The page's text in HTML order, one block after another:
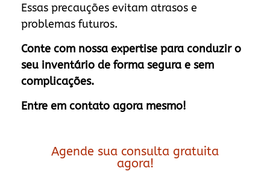
Essas precauções evitam atrasos e
problemas futuros.
Conte com nossa expertise para conduzir o
seu inventário de forma segura e sem
complicações.
Entre em contato agora mesmo!
Agende sua consulta gratuita
agora!